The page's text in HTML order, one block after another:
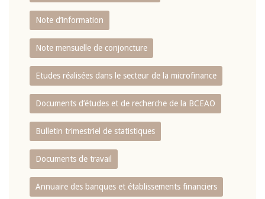
Note d’information
Note mensuelle de conjoncture
Etudes réalisées dans le secteur de la microfinance
Documents d’études et de recherche de la BCEAO
Bulletin trimestriel de statistiques
Documents de travail
Annuaire des banques et établissements financiers